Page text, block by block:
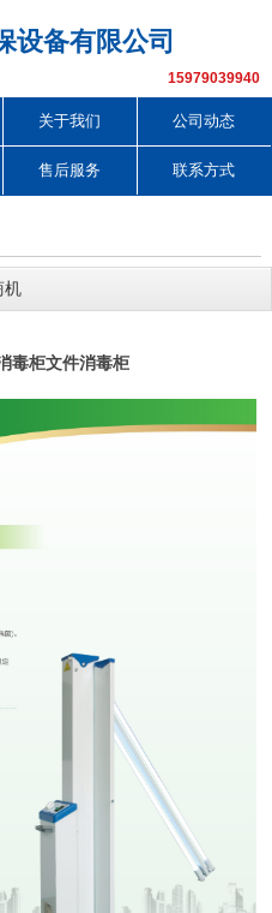
设备有限公司
15979039940
关于我们 公司动态
售后服务 联系方式
机
毒柜文件消毒柜